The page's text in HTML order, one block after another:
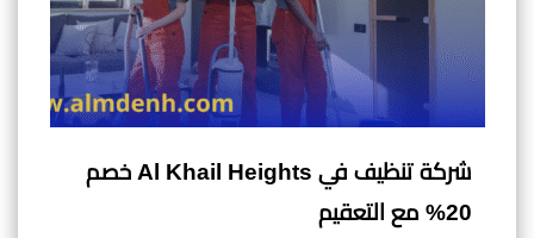
شركة تنظيف في Al Khail Heights خصم
20% مع التعقيم